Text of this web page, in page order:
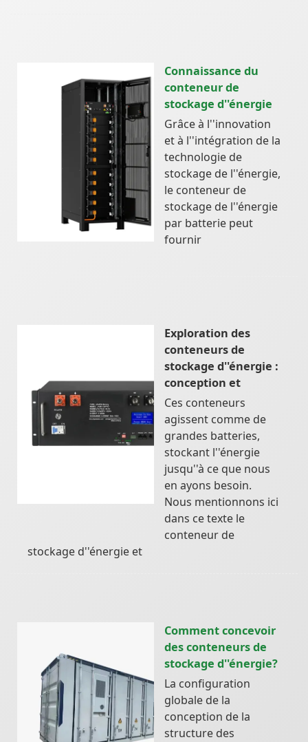
Connaissance du
conteneur de
stockage d''énergie
Grâce à l''innovation
et à l''intégration de la
technologie de
stockage de l''énergie,
le conteneur de
stockage de l''énergie
par batterie peut
fournir
Exploration des
conteneurs de
stockage d''énergie :
conception et
Ces conteneurs
agissent comme de
grandes batteries,
stockant l''énergie
jusqu''à ce que nous
en ayons besoin.
Nous mentionnons ici
dans ce texte le
conteneur de
stockage d''énergie et
Comment concevoir
des conteneurs de
stockage d''énergie?
La configuration
globale de la
conception de la
structure des